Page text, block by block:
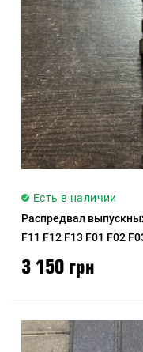
Есть в наличии
Распредвал
F11 F12 F13 F01 F02
3 150 грн